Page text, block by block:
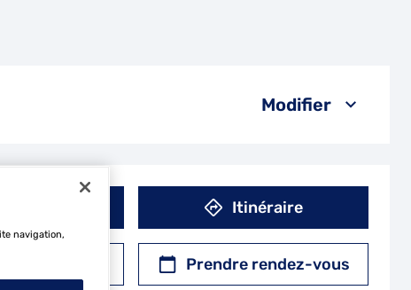
Modifier
Itinéraire
Prendre rendez-vous
navigation,